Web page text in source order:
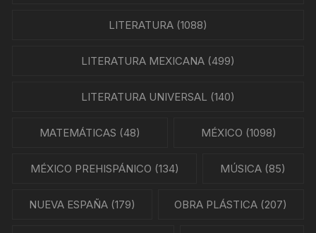
LITERATURA(1088)
LITERATURA MEXICANA(499)
LITERATURA UNIVERSAL (140)
MATEMÁTICAS (48) MÉXICO (1098)
MÉXICO PREHISPÁNICO (134) MÚSICA (85)
NUEVA ESPAÑA(179) OBRA PLÁSTICA (207)